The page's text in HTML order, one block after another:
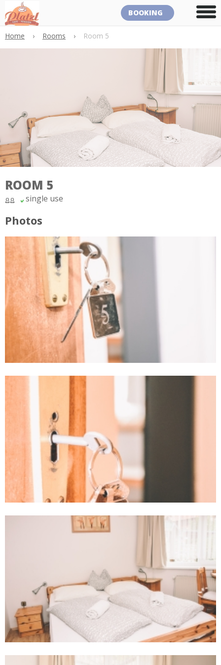
BOOKING
Home › Rooms › Room 5
ROOM 5
single use
Photos